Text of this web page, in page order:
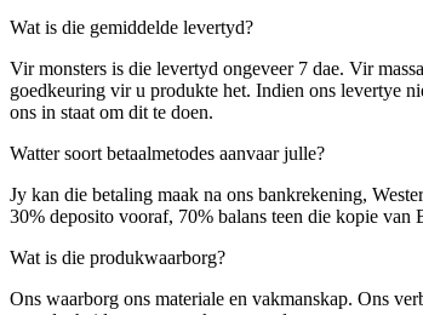
Wat is die gemiddelde levertyd?
Vir monsters is die levertyd ongeveer 7 dae. Vir
goedkeuring vir u produkte het. Indien ons levertye
ons in staat om dit te doen.
Watter soort betaalmetodes aanvaar julle?
Jy kan die betaling maak na ons bankrekening,
30% deposito vooraf, 70% balans teen die kopie van
Wat is die produkwaarborg?
Ons waarborg ons materiale en vakmanskap. Ons